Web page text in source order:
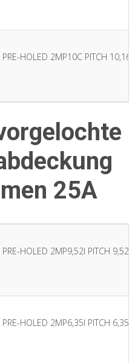
HOLED 2MP10C PITCH 10,16
25A
HOLED 2MP9,52I PITCH 9,52 3
HOLED 2MP6,35I PITCH 6,35 4